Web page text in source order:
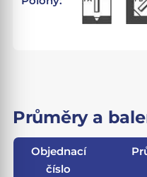
Průměry a
Objednací
číslo